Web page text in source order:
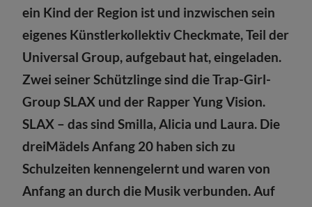
ein Kind der Region ist und inzwischen sein
eigenes Künstlerkollektiv Checkmate, Teil der
Universal Group, aufgebaut hat, eingeladen.
Zwei seiner Schützlinge sind die Trap-Girl-
Group SLAX und der Rapper Yung Vision.
SLAX – das sind Smilla, Alicia und Laura. Die
dreiMädels Anfang 20 haben sich zu
Schulzeiten kennengelernt und waren von
Anfang an durch die Musik verbunden. Auf